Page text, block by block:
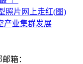
照片网上走红(图)
产业集群发展
箱：